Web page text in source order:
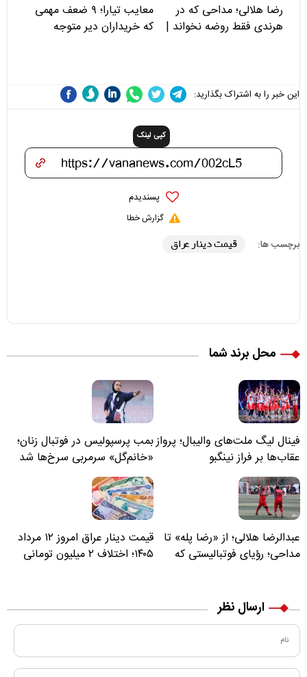
رضا هلالی؛ مداحی که در
هرندی فقط روضه نخواند |
معایب تیارا؛ ۹ ضعف مهمی
که خریداران دیر متوجه
این خبر را به اشتراک بگذارید:
کپی لینک
پسندیدم
گزارش خطا
برچسب ها: قیمت دینار عراق
محل برند شما
فینال لیگ ملت‌های والیبال؛ پرواز
عقاب‌ها بر فراز نینگبو
بمب پرسپولیس در فوتبال زنان؛
«خانم‌گل» سرمربی سرخ‌ها شد
عبدالرضا هلالی؛ از «رضا پله» تا
مداحی؛ رؤیای فوتبالیستی که
قیمت دینار عراق امروز ۱۲ مرداد
۱۴۰۵؛ اختلاف ۲ میلیون تومانی
ارسال نظر